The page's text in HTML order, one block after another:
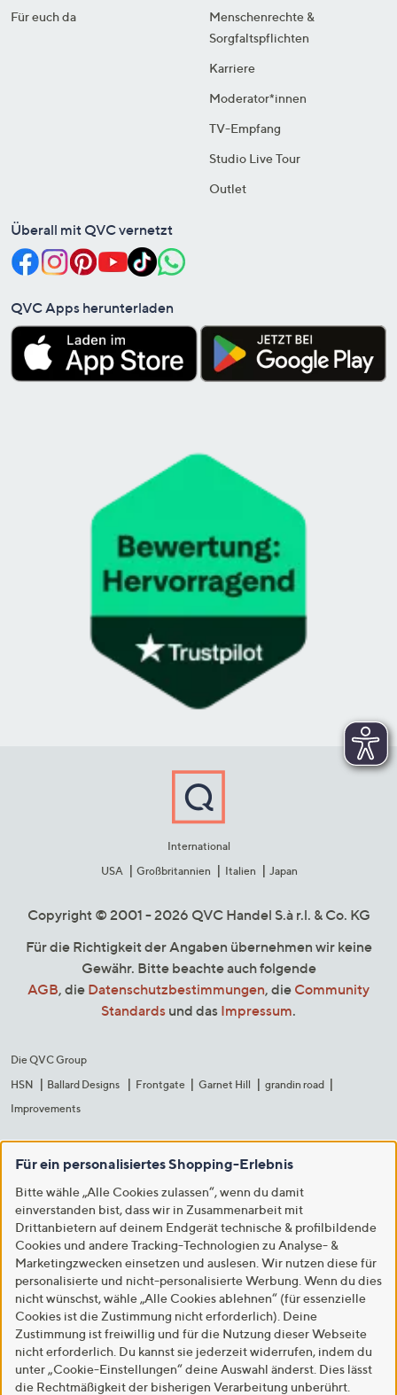
Für euch da
Menschenrechte &
Sorgfaltspflichten
Karriere
Moderator*innen
TV-Empfang
Studio Live Tour
Outlet
Überall mit QVC vernetzt
QVC Apps herunterladen
International
USA
Großbritannien Italien Japan
Copyright © 2001 - 2026 QVC Handel S.à r.l. & Co. KG
Für die Richtigkeit der Angaben übernehmen wir keine
Gewähr. Bitte beachte auch folgende
AGB, die Datenschutzbestimmungen, die Community
Standards und das Impressum.
Die QVC Group
HSN
Ballard Designs Frontgate Garnet Hill
grandin road
Improvements
Für ein personalisiertes Shopping-Erlebnis
Bitte wähle „Alle Cookies zulassen“, wenn du damit
einverstanden bist, dass wir in Zusammenarbeit mit
Drittanbietern auf deinem Endgerät technische & profilbildende
Cookies und andere Tracking-Technologien zu Analyse- &
Marketingzwecken einsetzen und auslesen. Wir nutzen diese für
personalisierte und nicht-personalisierte Werbung. Wenn du dies
nicht wünschst, wähle „Alle Cookies ablehnen“ (für essenzielle
Cookies ist die Zustimmung nicht erforderlich). Deine
Zustimmung ist freiwillig und für die Nutzung dieser Webseite
nicht erforderlich. Du kannst sie jederzeit widerrufen, indem du
unter „Cookie-Einstellungen“ deine Auswahl änderst. Dies lässt
die Rechtmäßigkeit der bisherigen Verarbeitung unberührt.